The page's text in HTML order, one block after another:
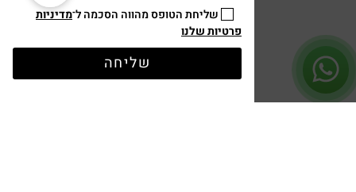
שליחת הטופס מהווה הסכמה ל־מדיניות
פרטיות שלנו
שליחה